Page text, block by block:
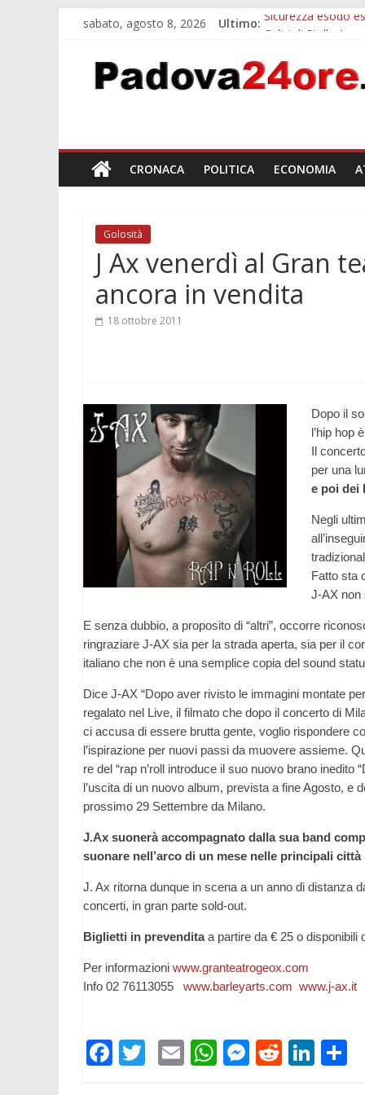
sabato, agosto 8, 2026 Ultimo: Sicurezza esodo
Notizie di
Notizie di Padova
Bando sicurezza
CRONACA POLITICA ECONOMIA
Golosità
J Ax venerdì al Gran
ancora in vendita
18 ottobre 2011
Dopo il
l’hip hop
Il
per una
e poi dei
Negli
Fatto sta
J-AX non
E senza dubbio, a proposito di “altri”, occorre
ringraziare J-AX sia per la strada aperta, sia per il
italiano che non è una semplice copia del sound
Dice J-AX “Dopo aver rivisto le immagini montate
regalato nel Live, il filmato che dopo il concerto di
ci accusa di essere brutta gente, voglio rispondere
l’ispirazione per nuovi passi da muovere assieme.
re del “rap n’roll introduce il suo nuovo brano
l’uscita di un nuovo album, prevista a fine Agosto, e
prossimo 29 Settembre da Milano.
J.Ax suonerà accompagnato dalla sua band
suonare nell’arco di un mese nelle principali città
J. Ax ritorna dunque in scena a un anno di distanza
concerti, in gran parte sold-out.
Biglietti in prevenditaa partire da € 25 o disponibili
Per informazioni www.granteatrogeox.com
Info 02 76113055 www.barleyarts.com www.j-ax.it
F T E W M R Li